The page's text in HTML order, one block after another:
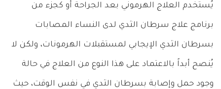
يُستخدم العلاج الهرموني بعد الجراحة أو كجزء من
برنامج علاج سرطان الثدي لدى النساء المصابات
بسرطان الثدي الإيجابي لمستقبلات الهرمونات، ولكن لا
يُنصح أبداً بالاعتماد على هذا النوع من العلاج في حالة
وجود حمل وإصابة بسرطان الثدي في نفس الوقت، حيث